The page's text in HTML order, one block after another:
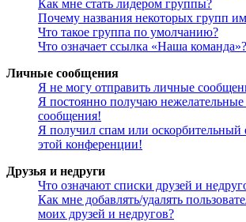
Как мне стать лидером группы?
Почему названия некоторых групп
Что такое группа по умолчанию?
Что означает ссылка «Наша команда»?
Личные сообщения
Я не могу отправить личные
Я постоянно получаю
сообщения!
Я получил спам или оскорбительный
этой конференции!
Друзья и недруги
Что означают списки друзей и
Как мне добавлять/удалять
моих друзей и недругов?